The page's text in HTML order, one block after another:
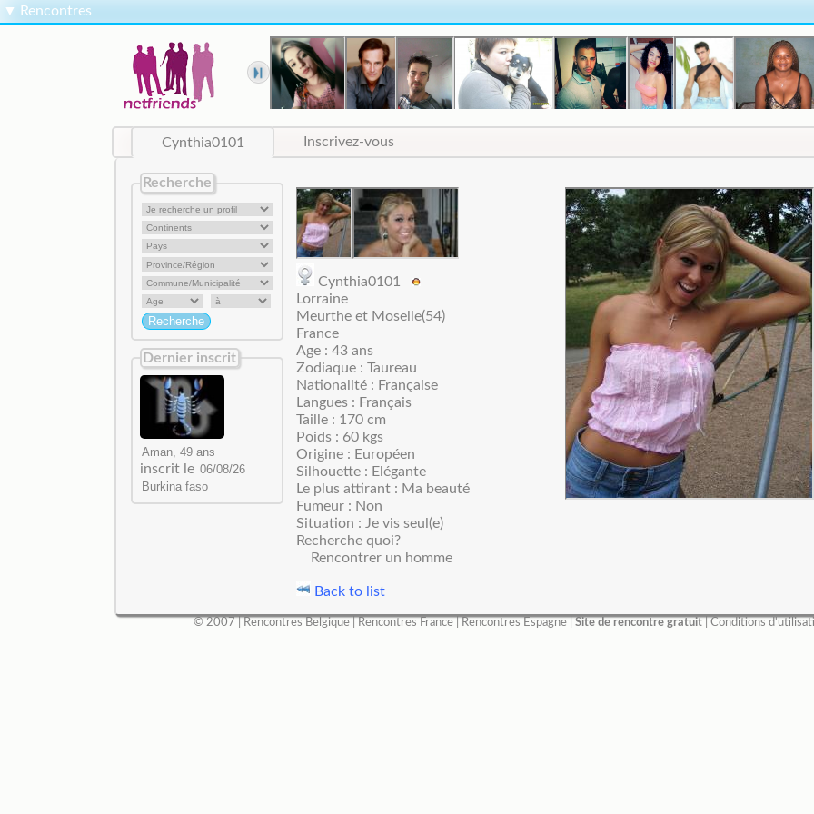
▼ Rencontres
Cynthia0101 Inscrivez-vous
Recherche
Dernier inscrit
inscrit le
Cynthia0101
Lorraine
Meurthe et Moselle(54)
France
Age : 43 ans
Zodiaque : Taureau
Nationalité : Française
Langues : Français
Taille : 170 cm
Poids : 60 kgs
Origine : Européen
Silhouette : Elégante
Le plus attirant : Ma beauté
Fumeur : Non
Situation : Je vis seul(e)
Recherche quoi?
Rencontrer un homme
Back to list
© 2007 | Rencontres Belgique| Rencontres France| Rencontres Espagne| Site de rencontre gratuit| Conditions